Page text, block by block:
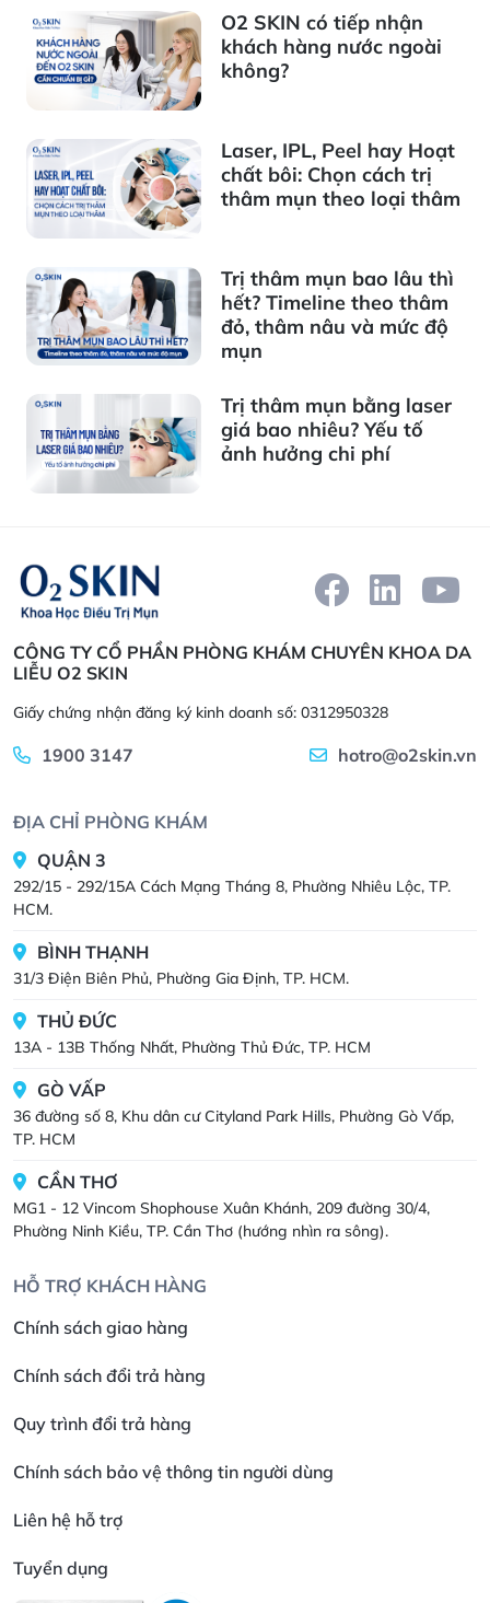
O2 SKIN có tiếp nhận
khách hàng nước ngoài
không?
Laser, IPL, Peel hay Hoạt
chất bôi: Chọn cách trị
thâm mụn theo loại thâm
Trị thâm mụn bao lâu thì
hết? Timeline theo thâm
đỏ, thâm nâu và mức độ
mụn
Trị thâm mụn bằng laser
giá bao nhiêu? Yếu tố
ảnh hưởng chi phí
CÔNG TY CỔ PHẦN PHÒNG KHÁM CHUYÊN KHOA DA
LIỄU O2 SKIN
Giấy chứng nhận đăng ký kinh doanh số: 0312950328
1900 3147 hotro@o2skin.vn
ĐỊA CHỈ PHÒNG KHÁM
QUẬN 3
292/15 - 292/15A Cách Mạng Tháng 8, Phường Nhiêu Lộc, TP.
HCM.
BÌNH THẠNH
31/3 Điện Biên Phủ, Phường Gia Định, TP. HCM.
THỦ ĐỨC
13A - 13B Thống Nhất, Phường Thủ Đức, TP. HCM
GÒ VẤP
36 đường số 8, Khu dân cư Cityland Park Hills, Phường Gò Vấp,
TP. HCM
CẦN THƠ
MG1 - 12 Vincom Shophouse Xuân Khánh, 209 đường 30/4,
Phường Ninh Kiều, TP. Cần Thơ (hướng nhìn ra sông).
HỖ TRỢ KHÁCH HÀNG
Chính sách giao hàng
Chính sách đổi trả hàng
Quy trình đổi trả hàng
Chính sách bảo vệ thông tin người dùng
Liên hệ hỗ trợ
Tuyển dụng